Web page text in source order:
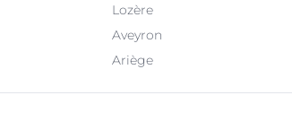
Lozère
Aveyron
Ariège